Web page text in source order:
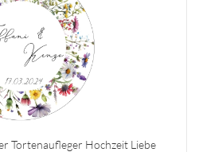
Tortenaufleger Hochzeit Liebe